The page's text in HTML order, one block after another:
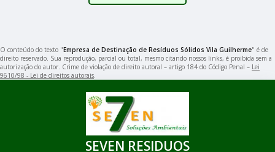
O conteúdo do texto "Empresa de Destinação de Resíduos Sólidos Vila Guilherme" é de
direito reservado. Sua reprodução, parcial ou total, mesmo citando nossos links, é proibida sem a
autorização do autor. Crime de violação de direito autoral – artigo 184 do Código Penal – Lei
9610/98 - Lei de direitos autorais.
SEVEN RESIDUOS